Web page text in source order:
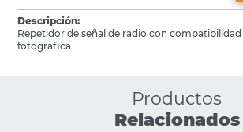
Descripción:
Repetidor de señal de radio con
fotografica
Productos
Relacionados